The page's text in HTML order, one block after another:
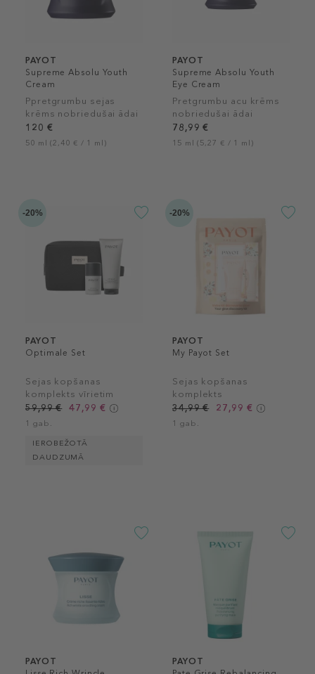
PAYOT
Supreme Absolu Youth
Cream
Ppretgrumbu sejas
krēms nobriedušai ādai
120 €
50 ml (2,40 € / 1 ml)
PAYOT
Supreme Absolu Youth
Eye Cream
Pretgrumbu acu krēms
nobriedušai ādai
78,99 €
15 ml (5,27 € / 1 ml)
-20%
PAYOT
Optimale Set
Sejas kopšanas
komplekts vīrietim
59,99 €
47,99 €
1 gab.
IEROBEŽOTĀ
DAUDZUMĀ
-20%
PAYOT
My Payot Set
Sejas kopšanas
komplekts
34,99 €
27,99 €
1 gab.
PAYOT
PAYOT